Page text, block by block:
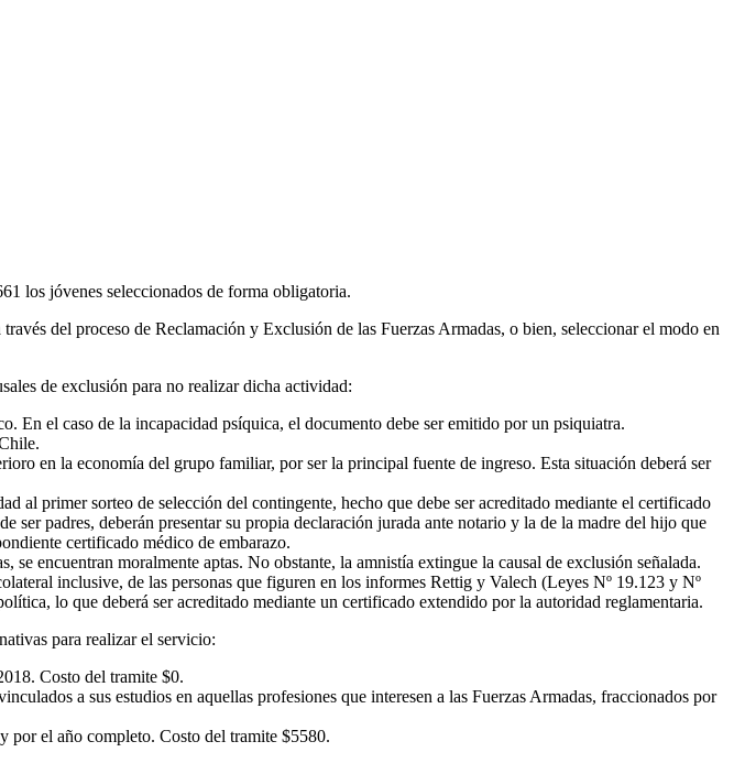
los jóvenes seleccionados de forma obligatoria.
del proceso de Reclamación y Exclusión de las Fuerzas Armadas, o bien, seleccionar el modo en
de exclusión para no realizar dicha actividad:
En el caso de la incapacidad psíquica, el documento debe ser emitido por un psiquiatra.
en la economía del grupo familiar, por ser la principal fuente de ingreso. Esta situación deberá ser
al primer sorteo de selección del contingente, hecho que debe ser acreditado mediante el certificado
padres, deberán presentar su propia declaración jurada ante notario y la de la madre del hijo que
certificado médico de embarazo.
encuentran moralmente aptas. No obstante, la amnistía extingue la causal de exclusión señalada.
inclusive, de las personas que figuren en los informes Rettig y Valech (Leyes Nº 19.123 y Nº
lo que deberá ser acreditado mediante un certificado extendido por la autoridad reglamentaria.
para realizar el servicio:
Costo del tramite $0.
a sus estudios en aquellas profesiones que interesen a las Fuerzas Armadas, fraccionados por
por el año completo. Costo del tramite $5580.